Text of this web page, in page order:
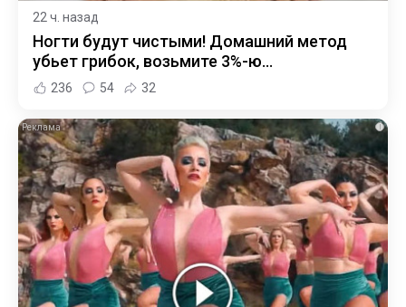
22 ч. назад
Ногти будут чистыми! Домашний метод
убьет грибок, возьмите 3%-ю…
236 54 32
i